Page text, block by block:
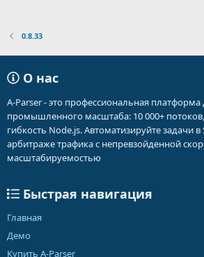
0.8.33
О нас
A-Parser - это профессиональная
промышленного масштаба: 10 000+
гибкость Node.js. Автоматизируйте задачи в
арбитраже трафика с непревзойденной
масштабируемостью
Быстрая навигация
Главная
Демо
Купить A-Parser